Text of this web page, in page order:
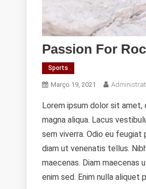
Passion For
Sports
Março 19, 2021
Lorem ipsum dolor sit
magna aliqua. Lacus
sem viverra. Odio eu
diam ut venenatis tellus.
maecenas. Diam maecenas
enim sed. Enim nulla